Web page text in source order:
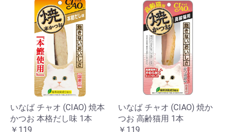
いなば チャオ (CIAO) 焼本
かつお 本格だし味 1本
￥119
いなば チャオ (CIAO) 焼か
つお 高齢猫用 1本
￥119